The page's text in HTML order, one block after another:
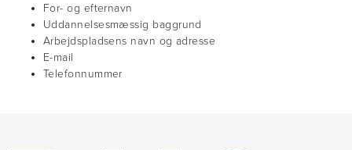
For- og efternavn
Uddannelsesmæssig baggrund
Arbejdspladsens navn og adresse
E-mail
Telefonnummer